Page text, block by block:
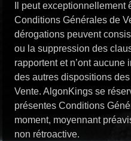
Il peut
Conditions Générales de
dérogations peuvent
ou la suppression des
rapportent et n’ont aucune
des autres dispositions
Vente. AlgonKings se
présentes Conditions
moment, moyennant
non rétroactive.